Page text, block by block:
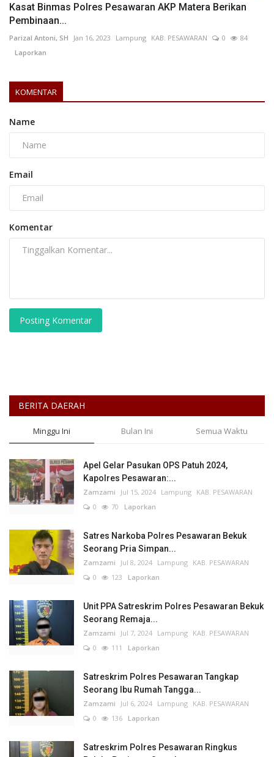
Kasat Binmas Polres Pesawaran AKP Matera Berikan
Pembinaan...
Parizal Antoni, SH Jan 16, 2023 Lampung KAB. PESAWARAN 0
84
Laporkan
KOMENTAR
Name
Email
Komentar
Posting Komentar
BERITA DAERAH
Minggu Ini Bulan Ini Semua Waktu
Apel Gelar Pasukan OPS Patuh 2024,
Kapolres Pesawaran:...
Zamzami Jul 15, 2024 Lampung KAB. PESAWARAN
0
70 Laporkan
Satres Narkoba Polres Pesawaran Bekuk
Seorang Pria Simpan...
Zamzami Jul 8, 2024 Lampung KAB. PESAWARAN
0
123 Laporkan
Unit PPA Satreskrim Polres Pesawaran Bekuk
Seorang Remaja...
Zamzami Jul 7, 2024 Lampung KAB. PESAWARAN
0
111 Laporkan
Satreskrim Polres Pesawaran Tangkap
Seorang Ibu Rumah Tangga...
Zamzami Jul 6, 2024 Lampung KAB. PESAWARAN
0
136 Laporkan
Satreskrim Polres Pesawaran Ringkus